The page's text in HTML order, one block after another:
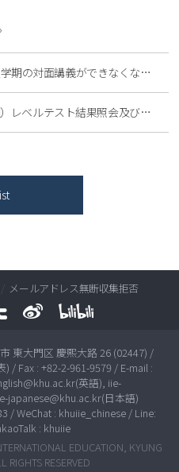
政府方針により、夏学期の対面講義ができなくなりました。 しっかり準備して秋学期に始めます。
2021夏短期1次（3週）レベルテスト結果照会及び教材購入方法
メールアドレス無断収集拒否
東大門区 慶熙大路 26 (02447) /
/ Fax : +82-2-961-9579 / E-mail :
英語), iie-
japanese@khu.ac.kr(日本語)
/ WeChat : khuiie_chinese / Line:
: khuiie
EDUCATION, KYUNG
RIGHTS RESERVED